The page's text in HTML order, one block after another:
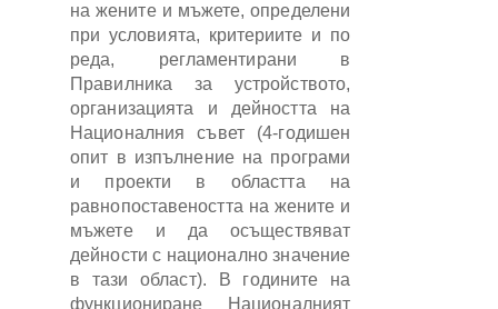
на жените и мъжете, определени
при условията, критериите и по
реда, регламентирани в
Правилника за устройството,
организацията и дейността на
Националния съвет (4-годишен
опит в изпълнение на програми
и проекти в областта на
равнопоставеността на жените и
мъжете и да осъществяват
дейности с национално значение
в тази област). В годините на
функциониране Националният